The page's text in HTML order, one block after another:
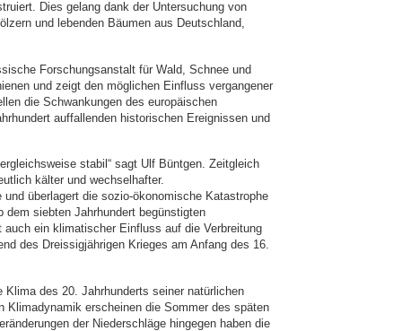
Dies gelang dank der Untersuchung von
und lebenden Bäumen aus Deutschland,
Forschungsanstalt für Wald, Schnee und
und zeigt den möglichen Einfluss vergangener
die Schwankungen des europäischen
auffallenden historischen Ereignissen und
stabil“ sagt Ulf Büntgen. Zeitgleich
kälter und wechselhafter.
überlagert die sozio-ökonomische Katastrophe
dem siebten Jahrhundert begünstigten
ein klimatischer Einfluss auf die Verbreitung
des Dreissigjährigen Krieges am Anfang des 16.
des 20. Jahrhunderts seiner natürlichen
Klimadynamik erscheinen die Sommer des späten
der Niederschläge hingegen haben die